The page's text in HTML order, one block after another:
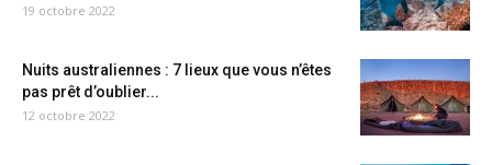
19 octobre 2022
Nuits australiennes : 7 lieux que vous n’êtes
pas prêt d’oublier...
12 octobre 2022